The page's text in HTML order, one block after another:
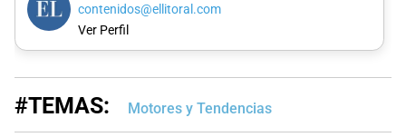
contenidos@ellitoral.com
Ver Perfil
#TEMAS: Motores y Tendencias